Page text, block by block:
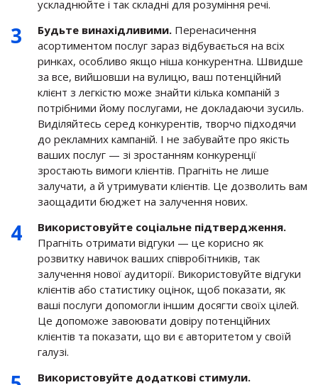
ускладнюйте і так складні для розуміння речі.
Будьте винахідливими. Перенасичення
асортиментом послуг зараз відбувається на всіх
ринках, особливо якщо ніша конкурентна. Швидше
за все, вийшовши на вулицю, ваш потенційний
клієнт з легкістю може знайти кілька компаній з
потрібними йому послугами, не докладаючи зусиль.
Виділяйтесь серед конкурентів, творчо підходячи
до рекламних кампаній. І не забувайте про якість
ваших послуг — зі зростанням конкуренції
зростають вимоги клієнтів. Прагніть не лише
залучати, а й утримувати клієнтів. Це дозволить вам
заощадити бюджет на залучення нових.
Використовуйте соціальне підтвердження.
Прагніть отримати відгуки — це корисно як
розвитку навичок ваших співробітників, так
залучення нової аудиторії. Використовуйте відгуки
клієнтів або статистику оцінок, щоб показати, як
ваші послуги допомогли іншим досягти своїх цілей.
Це допоможе завоювати довіру потенційних
клієнтів та показати, що ви є авторитетом у своїй
галузі.
Використовуйте додаткові стимули.